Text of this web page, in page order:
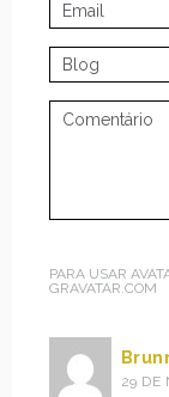
PARA USAR
GRAVATAR.COM
29 DE